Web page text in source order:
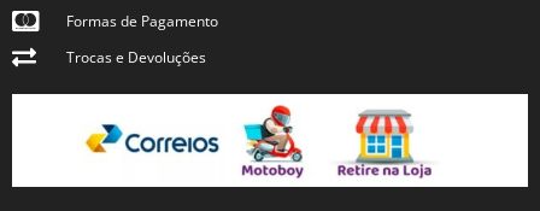
Formas de Pagamento
Trocas e Devoluções